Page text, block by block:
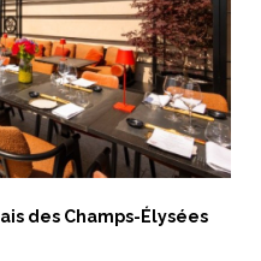
des Champs-Élysées